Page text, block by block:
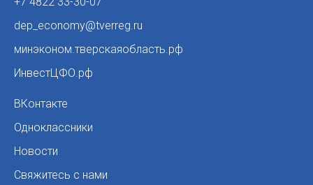
dep_economy@tverreg.ru
минэконом.тверскаяобласть.рф
ИнвестЦФО.рф
ВКонтакте
Одноклассники
Новости
Свяжитесь с нами